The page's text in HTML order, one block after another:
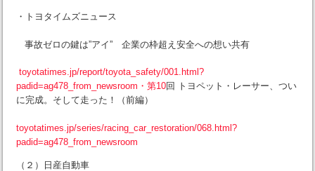
・トヨタイムズニュース
事故ゼロの鍵は”アイ” 企業の枠超え安全への想い共有
toyotatimes.jp/report/toyota_safety/001.html?
padid=ag478_from_newsroom・第10回 トヨペット・レーサー、つい
に完成。そして走った！（前編）
toyotatimes.jp/series/racing_car_restoration/068.html?
padid=ag478_from_newsroom
（２）日産自動車